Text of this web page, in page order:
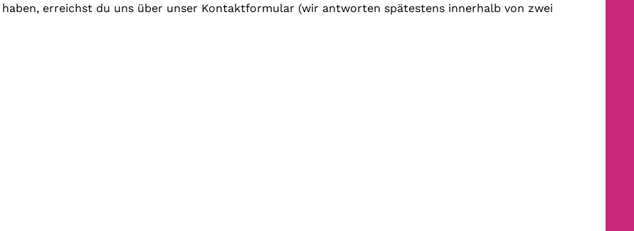
erreichst du uns über unser Kontaktformular (wir antworten spätestens innerhalb von zwei